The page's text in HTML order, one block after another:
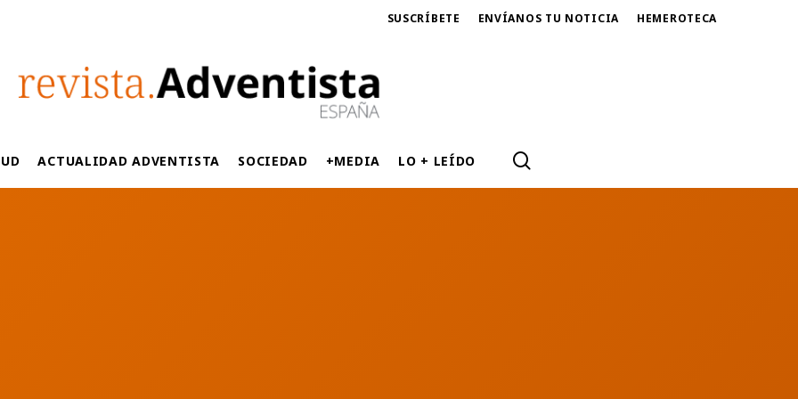
SUSCRÍBETE ENVÍANOS TU NOTICIA HEMEROTECA
ACTUALIDAD ADVENTISTA SOCIEDAD +MEDIA LO + LEÍDO